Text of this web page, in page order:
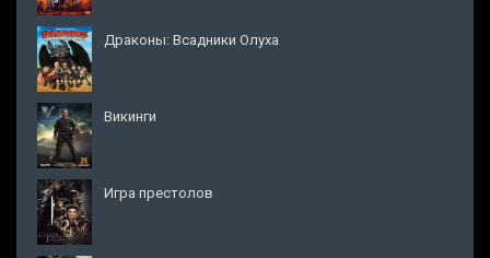
Драконы: Всадники Олуха
Викинги
Игра престолов